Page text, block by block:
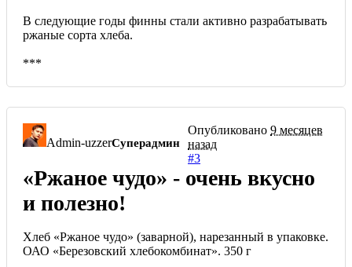
В следующие годы финны стали активно разрабатывать
ржаные сорта хлеба.
***
Admin-uzzerСуперадмин
Опубликовано 9 месяцев
назад
#3
«Ржаное чудо» - очень вкусно
и полезно!
Хлеб «Ржаное чудо» (заварной), нарезанный в упаковке.
ОАО «Березовский хлебокомбинат». 350 г